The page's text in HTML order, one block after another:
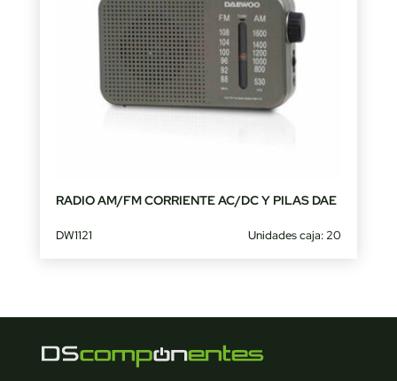
RADIO AM/FM CORRIENTE AC/DC Y PILAS DAE
DW1121 Unidades caja: 20